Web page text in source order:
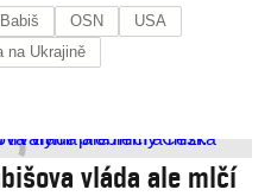
OSN
USA
na Ukrajině
vláda ale mlčí